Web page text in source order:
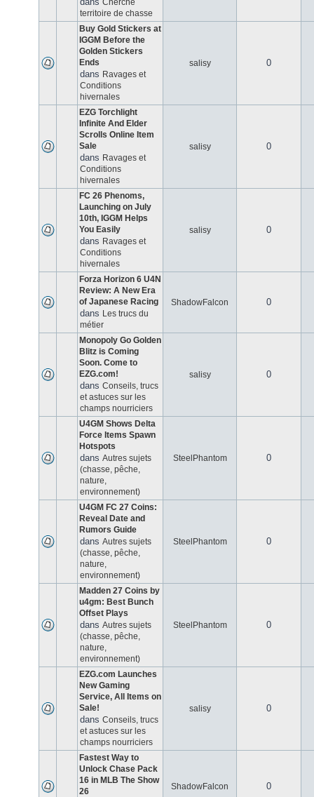
Cherche
territoire de chasse
Buy Gold Stickers at
IGGM Before the
Golden Stickers
Ends
dans Ravages et
Conditions
hivernales
salisy 0
EZG Torchlight
Infinite And Elder
Scrolls Online Item
Sale
dans Ravages et
Conditions
hivernales
salisy 0
FC 26 Phenoms,
Launching on July
10th, IGGM Helps
You Easily
dans Ravages et
Conditions
hivernales
salisy 0
Forza Horizon 6 U4N
Review: A New Era
of Japanese Racing
dans Les trucs du
métier
ShadowFalcon 0
Monopoly Go Golden
Blitz is Coming
Soon. Come to
EZG.com!
dans Conseils, trucs
et astuces sur les
champs nourriciers
salisy 0
U4GM Shows Delta
Force Items Spawn
Hotspots
dans Autres sujets
(chasse, pêche,
nature,
environnement)
SteelPhantom 0
U4GM FC 27 Coins:
Reveal Date and
Rumors Guide
dans Autres sujets
(chasse, pêche,
nature,
environnement)
SteelPhantom 0
Madden 27 Coins by
u4gm: Best Bunch
Offset Plays
dans Autres sujets
(chasse, pêche,
nature,
environnement)
SteelPhantom 0
EZG.com Launches
New Gaming
Service, All Items on
Sale!
dans Conseils, trucs
et astuces sur les
champs nourriciers
salisy 0
Fastest Way to
Unlock Chase Pack
16 in MLB The Show
26
ShadowFalcon 0